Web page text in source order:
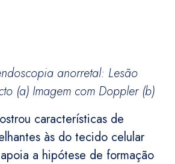
anorretal: Lesão
(a) Imagem com Doppler (b)
características de
às do tecido celular
a hipótese de formação